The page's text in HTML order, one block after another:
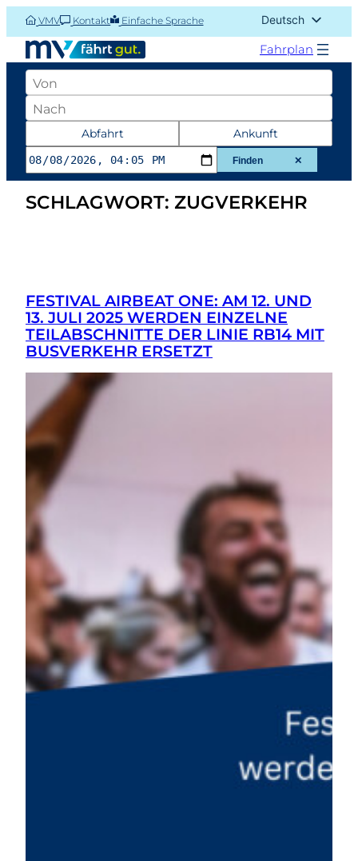
Zum
Inhalt
springen
VMV Kontakt Einfache Sprache
Deutsch
English (UK)
Fahrplan
AbfahrtsortAbfahrt Ankunft
und
Zeit
der
Finden ✕
SCHLAGWORT: ZUGVERKEHR
FESTIVAL AIRBEAT ONE: AM 12. UND
13. JULI 2025 WERDEN EINZELNE
TEILABSCHNITTE DER LINIE RB14 MIT
BUSVERKEHR ERSETZT